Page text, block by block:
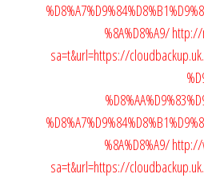
%8A%D8%A9/http://
sa=t&url=https://
%8A%D8%A9/http://
sa=t&url=https://